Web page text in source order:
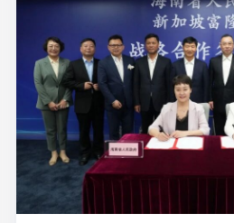
11-28
2025
6月24日，北京浙江企业商会
南宁考察，广西壮族自治区党
农生文亲切会见商会一行。商
周正华、封跃平、曾龙法，常
州）新能源材料有限公司执行
查看详情